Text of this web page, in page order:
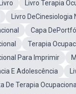
Livro Terapia
Livro
Capa
Terapia
Para Imprimir
E Adolescência
De Terapia